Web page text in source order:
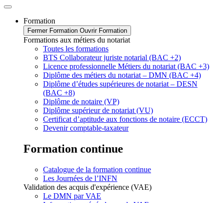
Formation
Fermer Formation Ouvrir Formation
Formations aux métiers du notariat
Toutes les formations
BTS Collaborateur juriste notarial (BAC +2)
Licence professionnelle Métiers du notariat (BAC +3)
Diplôme des métiers du notariat – DMN (BAC +4)
Diplôme d’études supérieures de notariat – DESN
(BAC +8)
Diplôme de notaire (VP)
Diplôme supérieur de notariat (VU)
Certificat d’aptitude aux fonctions de notaire (ECCT)
Devenir comptable-taxateur
Formation continue
Catalogue de la formation continue
Les Journées de l’INFN
Validation des acquis d'expérience (VAE)
Le DMN par VAE